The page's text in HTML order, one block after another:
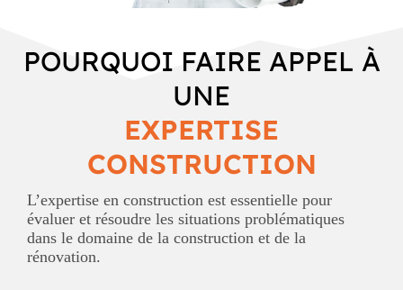
POURQUOI FAIRE APPEL À
UNE
EXPERTISE
CONSTRUCTION
L’expertise en construction est essentielle pour
évaluer et résoudre les situations problématiques
dans le domaine de la construction et de la
rénovation.